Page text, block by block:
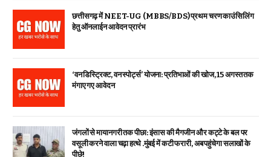
छत्तीसगढ़ में NEET-UG (MBBS/BDS) प्रथम चरण काउंसिलिंग
हेतु ऑनलाईन आवेदन प्रारंभ
‘वन डिस्ट्रिक्ट, वन स्पोर्ट्स’ योजना: प्रतिभाओं की खोज, 15 अगस्त तक
मंगाए गए आवेदन
जंगलों से मायानगरी तक पीछा: इंसास की मैगजीन और कट्टे के बल पर
वसूली करने वाला चढ़ा हत्थे .मुंबई में कटी फरारी, अब पहुंचेगा सलाखों के
पीछे!